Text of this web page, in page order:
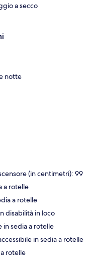
a secco
notte
(in centimetri): 99
a rotelle
a rotelle
disabilità in loco
in sedia a rotelle
in sedia a rotelle
rotelle